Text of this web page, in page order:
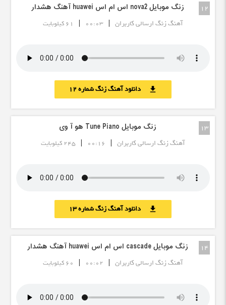
12 زنگ موبایل nova2 اس ام اس huawei آهنگ هشدار
آهنگ زنگ ارسالی کاربران |
00:03
| 61 کیلوبایت
download دانلود آهنگ زنگ شماره 12
13 زنگ موبایل Tune Piano هو آ وی
آهنگ زنگ ارسالی کاربران |
00:16
| 245 کیلوبایت
download دانلود آهنگ زنگ شماره 13
14 زنگ موبایل cascade اس ام اس huawei آهنگ هشدار
آهنگ زنگ ارسالی کاربران |
00:02
| 60 کیلوبایت